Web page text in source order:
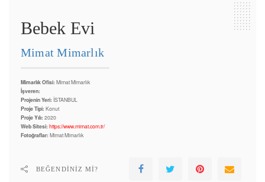
Bebek Evi
Mimat Mimarlık
Mimarlık Ofisi: Mimat Mimarlık
İşveren:
Projenin Yeri: İSTANBUL
Proje Tipi: Konut
Proje Yılı: 2020
Web Sitesi: https://www.mimat.com.tr/
Fotoğraflar: Mimat Mimarlık
BEĞENDINIZ MI?